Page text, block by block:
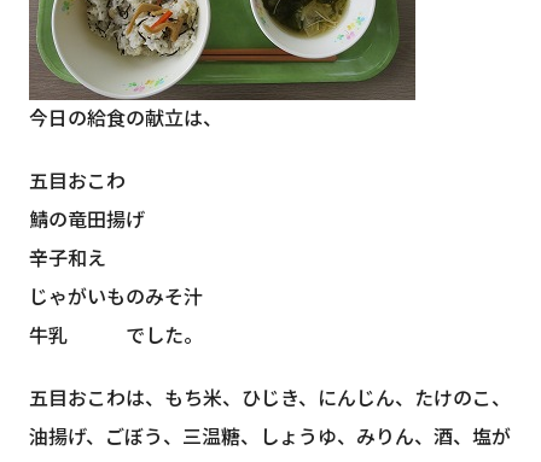
今日の給食の献立は、
五目おこわ
鯖の竜田揚げ
辛子和え
じゃがいものみそ汁
牛乳 でした。
五目おこわは、もち米、ひじき、にんじん、たけのこ、
油揚げ、ごぼう、三温糖、しょうゆ、みりん、酒、塩が